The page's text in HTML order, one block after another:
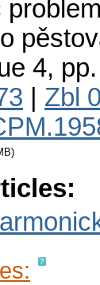
4,
Zbl